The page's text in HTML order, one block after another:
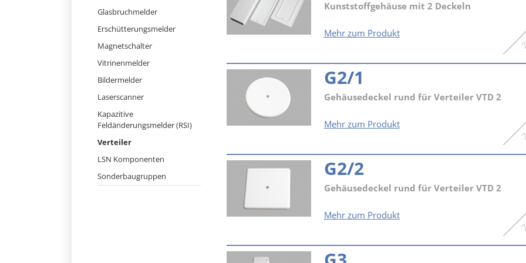
Navigation
Glasbruchmelder
Erschütterungsmelder
Magnetschalter
Vitrinenmelder
Bildermelder
Laserscanner
Kapazitive
Feldänderungsmelder (RSI)
Verteiler
LSN Komponenten
Sonderbaugruppen
Kunststoffgehäuse mit 2 Deckeln
Mehr zum ProduktG1
G2/1
Gehäusedeckel rund für Verteiler VTD 2
Mehr zum ProduktG2/1
G2/2
Gehäusedeckel rund für Verteiler VTD 2
Mehr zum ProduktG2/2